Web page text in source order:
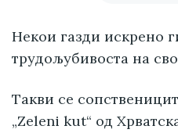
Некои газди искрено
трудољубивоста на
Такви се
„Zeleni kut“ од